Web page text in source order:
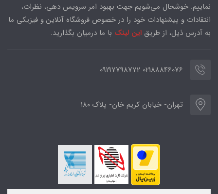
نماییم. خوشحال می‌شویم جهت بهبود امر سرویس دهی، نظرات،
انتقادات و پیشنهادات خود را در خصوص فروشگاه آنلاین و فیزیکی ما
به آدرس ذیل، از طریق این لینک با ما درمیان بگذارید.
02188846076 09197798772
تهران- خیابان کریم خان- پلاک ۱۸۰